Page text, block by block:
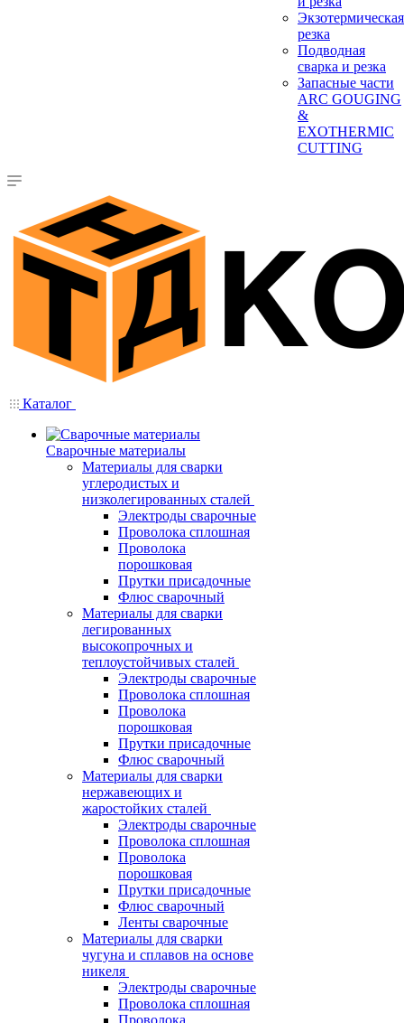
Экзотермическая
резка
Подводная
сварка и резка
Запасные части
ARC GOUGING
&
EXOTHERMIC
CUTTING
Каталог
Сварочные материалы
Материалы для сварки
углеродистых и
низколегированных сталей
Электроды сварочные
Проволока сплошная
Проволока
порошковая
Прутки присадочные
Флюс сварочный
Материалы для сварки
легированных
высокопрочных и
теплоустойчивых сталей
Электроды сварочные
Проволока сплошная
Проволока
порошковая
Прутки присадочные
Флюс сварочный
Материалы для сварки
нержавеющих и
жаростойких сталей
Электроды сварочные
Проволока сплошная
Проволока
порошковая
Прутки присадочные
Флюс сварочный
Ленты сварочные
Материалы для сварки
чугуна и сплавов на основе
никеля
Электроды сварочные
Проволока сплошная
Проволока